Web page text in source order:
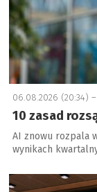
06.08.2026 (20:34) –
10 zasad
AI znowu rozpala
wynikach
a